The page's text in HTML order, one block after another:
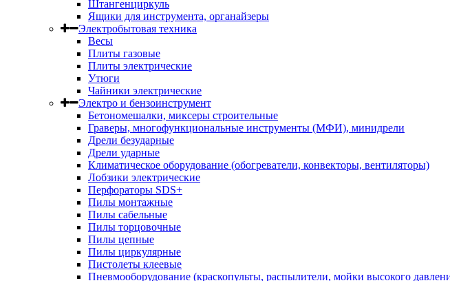
Штангенциркуль
Ящики для инструмента, органайзеры
Электробытовая техника
Весы
Плиты газовые
Плиты электрические
Утюги
Чайники электрические
Электро и бензоинструмент
Бетономешалки, миксеры строительные
Граверы, многофункциональные инструменты (МФИ), минидрели
Дрели безударные
Дрели ударные
Климатическое оборудование (обогреватели, конвекторы, вентиляторы)
Лобзики электрические
Перфораторы SDS+
Пилы монтажные
Пилы сабельные
Пилы торцовочные
Пилы цепные
Пилы циркулярные
Пистолеты клеевые
Пневмооборудование (краскопульты, распылители, мойки высокого